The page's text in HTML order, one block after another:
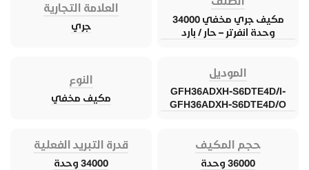
مكيف جري مخفي 34000
وحدة انفرتر – حار / بارد
العلامة التجارية
جري
الموديل
GFH36ADXH-S6DTE4D/I-
GFH36ADXH-S6DTE4D/O
النوع
مكيف مخفي
حجم المكيف
36000 وحدة
قدرة التبريد الفعلية
34000 وحدة